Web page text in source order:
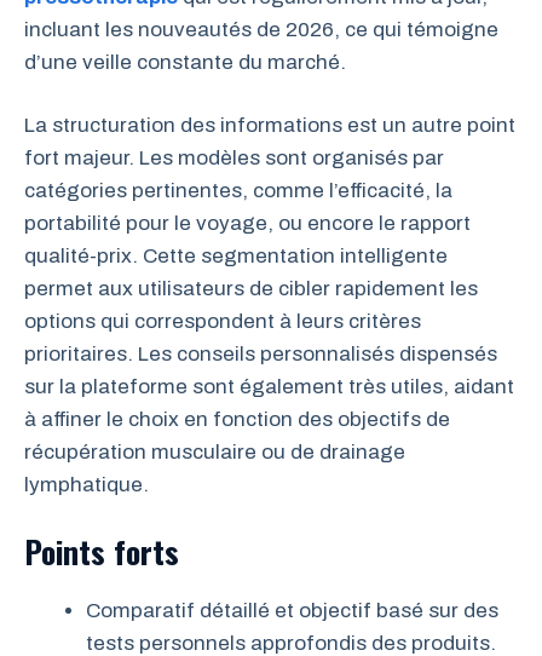
incluant les nouveautés de 2026, ce qui témoigne
d’une veille constante du marché.
La structuration des informations est un autre point
fort majeur. Les modèles sont organisés par
catégories pertinentes, comme l’efficacité, la
portabilité pour le voyage, ou encore le rapport
qualité-prix. Cette segmentation intelligente
permet aux utilisateurs de cibler rapidement les
options qui correspondent à leurs critères
prioritaires. Les conseils personnalisés dispensés
sur la plateforme sont également très utiles, aidant
à affiner le choix en fonction des objectifs de
récupération musculaire ou de drainage
lymphatique.
Points forts
Comparatif détaillé et objectif basé sur des
tests personnels approfondis des produits.